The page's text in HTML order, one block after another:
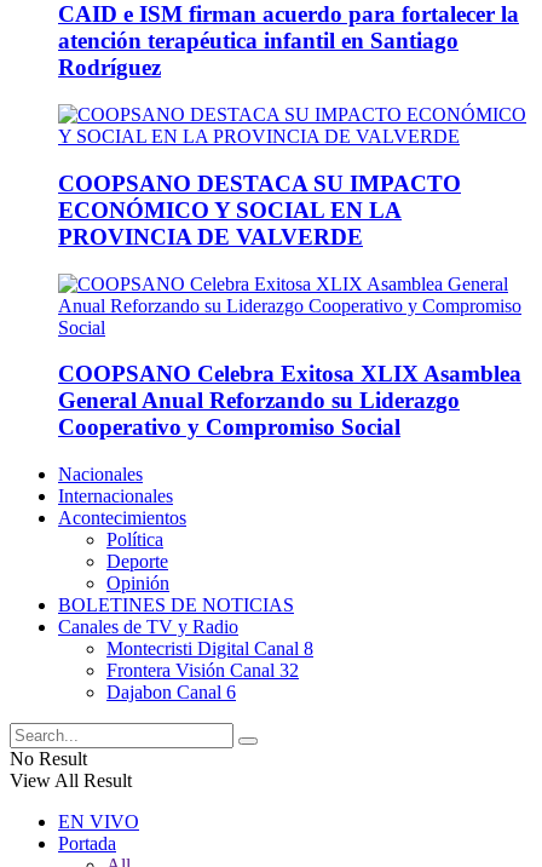
CAID e ISM firman acuerdo para fortalecer la
atención terapéutica infantil en Santiago
Rodríguez
COOPSANO DESTACA SU IMPACTO
ECONÓMICO Y SOCIAL EN LA
PROVINCIA DE VALVERDE
COOPSANO Celebra Exitosa XLIX Asamblea
General Anual Reforzando su Liderazgo
Cooperativo y Compromiso Social
Nacionales
Internacionales
Acontecimientos
Política
Deporte
Opinión
BOLETINES DE NOTICIAS
Canales de TV y Radio
Montecristi Digital Canal 8
Frontera Visión Canal 32
Dajabon Canal 6
No Result
View All Result
EN VIVO
Portada